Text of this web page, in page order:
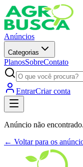
Anúncios
Categorias
PlanosSobreContato
EntrarCriar conta
Anúncio não encontrado.
← Voltar para os